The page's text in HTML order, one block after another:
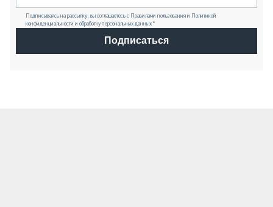
Подписываясь на рассылку, вы соглашаетесь с Правилами пользования и Политикой
конфиденциальности и обработку персональных данных *
Подписаться